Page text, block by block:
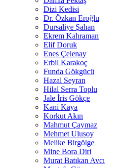
Dizi Kedisi
Dr. Özkan Eroğlu
Dursaliye Şahan
Ekrem Kahraman
Elif Doruk
Enes Çelenay
Erbil Karakoç
Funda Gökgücü
Hazal Seyran
Hilal Serra Toplu
Jale İris Gökçe
Kani Kaya
Korkut Akın
Mahmut Çaymaz
Mehmet Ulusoy
Melike Birgölge
Mine Bora Diri
Murat Batıkan Avcı